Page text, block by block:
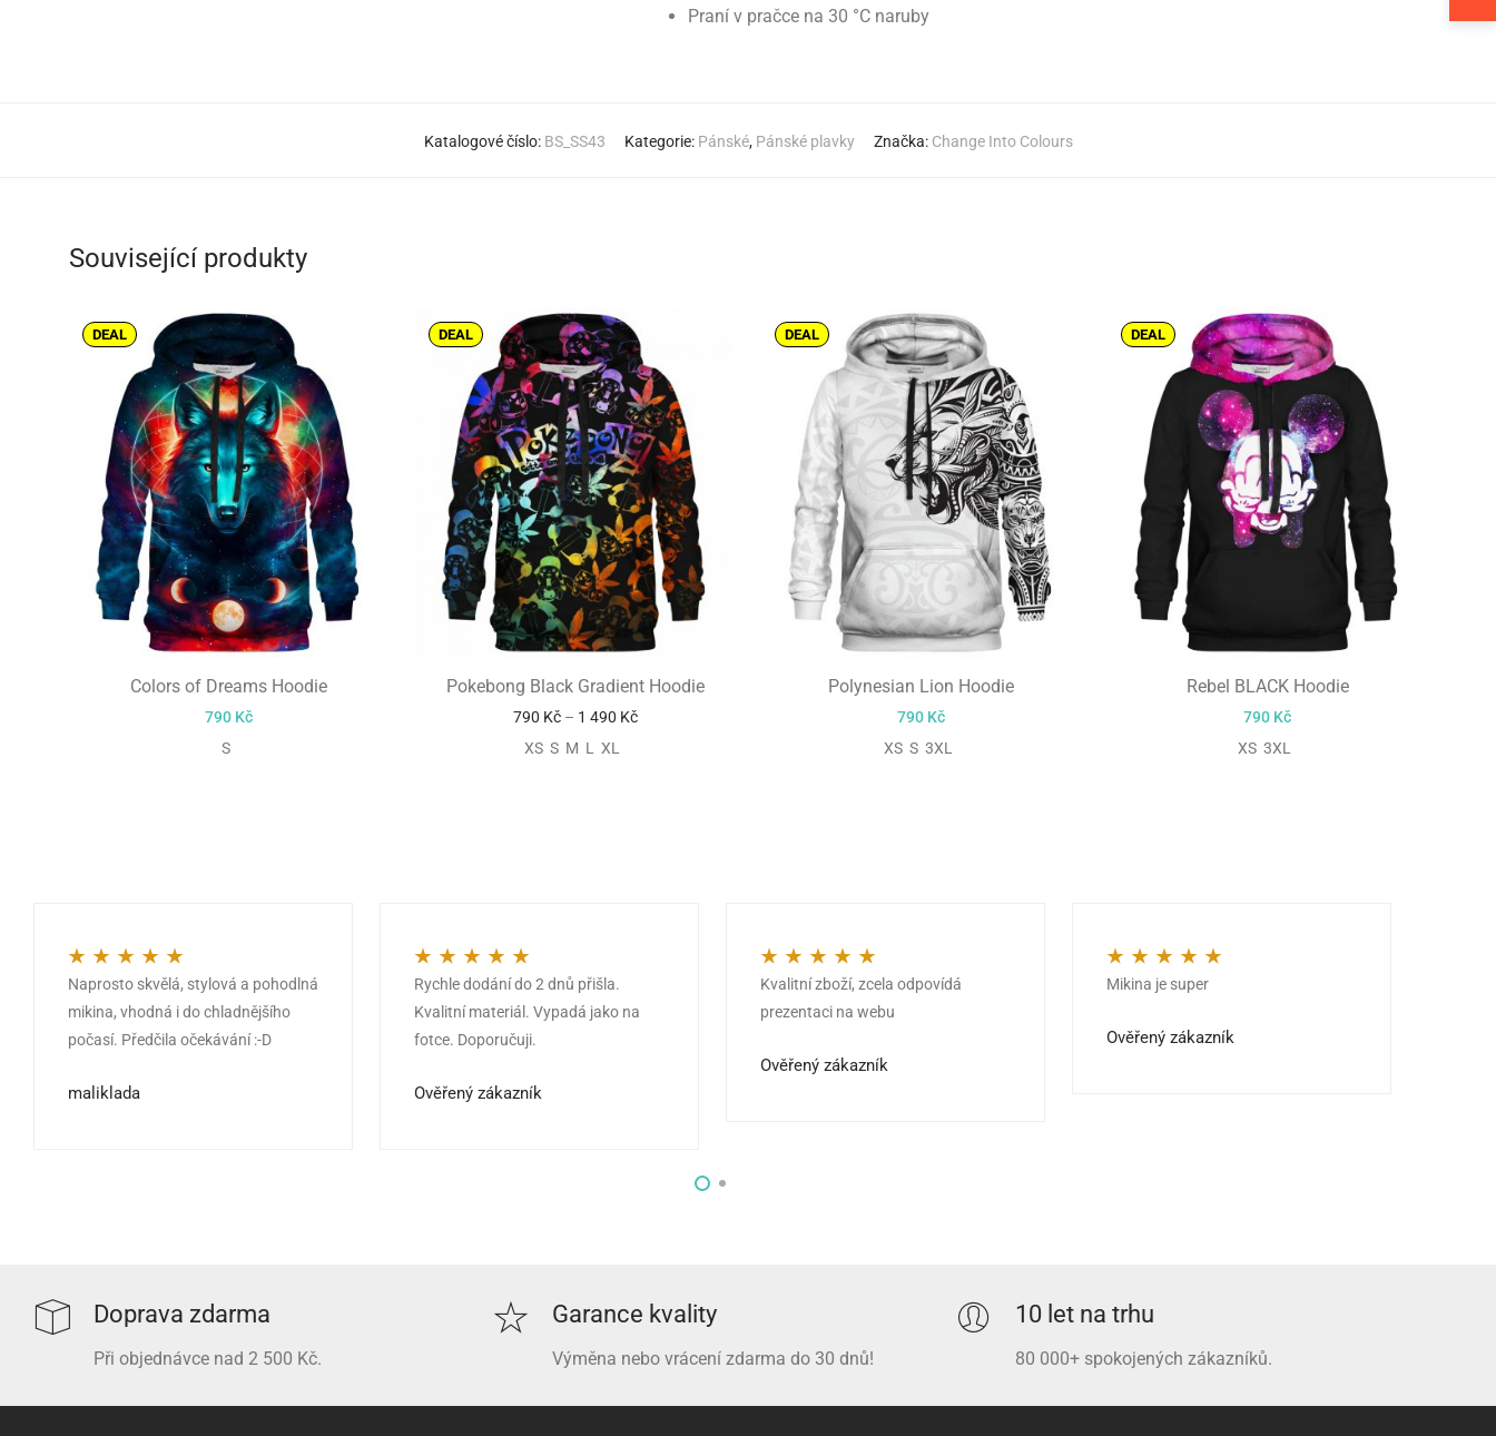
Praní v pračce na 30 °C naruby
Katalogové číslo: BS_SS43 Kategorie: Pánské, Pánské plavky Značka: Change Into Colours
Související produkty
DEAL
Colors of Dreams Hoodie
790 Kč
S
DEAL
Pokebong Black Gradient Hoodie
790 Kč – 1 490 Kč
XS S M L XL
DEAL
Polynesian Lion Hoodie
790 Kč
XS S 3XL
DEAL
Rebel BLACK Hoodie
790 Kč
XS 3XL
Hodnocení 5z 5
Naprosto skvělá, stylová a pohodlná
mikina, vhodná i do chladnějšího
počasí. Předčila očekávání :-D
maliklada
Hodnocení5z 5
Rychle dodání do 2 dnů přišla.
Kvalitní materiál. Vypadá jako na
fotce. Doporučuji.
Ověřený zákazník
Hodnocení5z 5
Kvalitní zboží, zcela odpovídá
prezentaci na webu
Ověřený zákazník
Hodnocení5z 5
Mikina je super
Ověřený zákazník
Doprava zdarma
Při objednávce nad 2 500 Kč.
Garance kvality
Výměna nebo vrácení zdarma do 30 dnů!
10 let na trhu
80 000+ spokojených zákazníků.